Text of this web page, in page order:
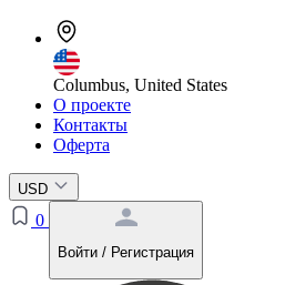
Columbus, United States
О проекте
Контакты
Оферта
USD
0
Войти / Регистрация